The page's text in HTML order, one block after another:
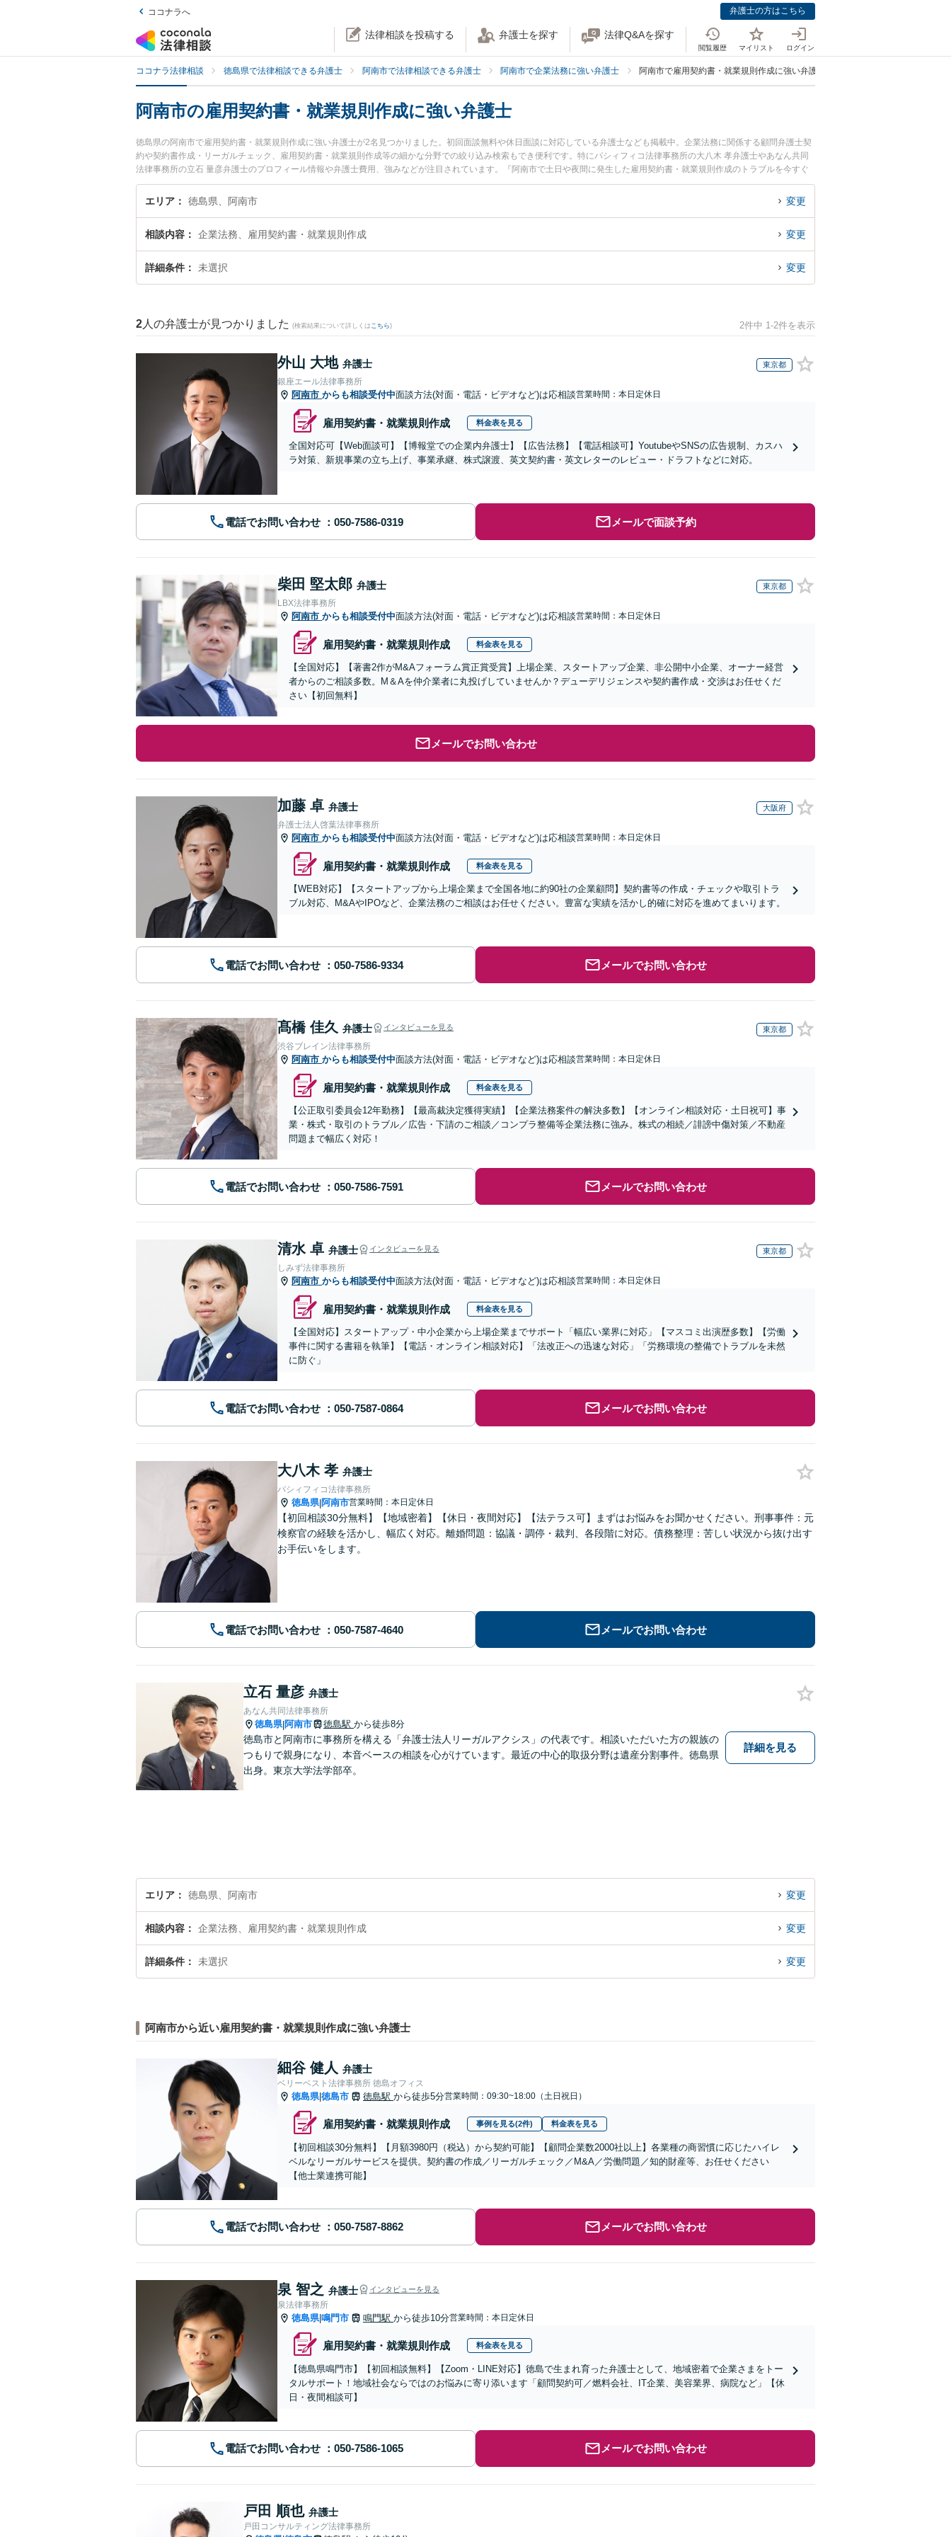
ココナラへ 弁護士の方はこちら
法律相談を投稿する 弁護士を探す 法律Q&Aを探す
閲覧履歴 マイリスト ログイン
ココナラ法律相談 徳島県で法律相談できる弁護士 阿南市で法律相談できる弁護士 阿南市で企業法務に強い弁護士 阿南市で雇用契約書・就業規則作成に強い弁護士
阿南市の雇用契約書・就業規則作成に強い弁護士
徳島県の阿南市で雇用契約書・就業規則作成に強い弁護士が2名見つかりました。初回面談無料や休日面談に対応している弁護士なども掲載中。企業法務に関係する顧問弁護士契
約や契約書作成・リーガルチェック、雇用契約書・就業規則作成等の細かな分野での絞り込み検索もでき便利です。特にパシィフィコ法律事務所の大八木 孝弁護士やあなん共同
法律事務所の立石 量彦弁護士のプロフィール情報や弁護士費用、強みなどが注目されています。『阿南市で土日や夜間に発生した雇用契約書・就業規則作成のトラブルを今すぐ
に弁護士に相談したい』『雇用契約書・就業規則作成のトラブル解決の実績豊富な近くの弁護士を検索したい』『初回相談無料で雇用契約書・就業規則作成を法律相談できる阿南
市内の弁護士に相談予約したい』などでお困りの相談者さんにおすすめです。
エリア 徳島県、阿南市 変更
相談内容 企業法務、雇用契約書・就業規則作成 変更
詳細条件 未選択 変更
2 人の弁護士が見つかりました (検索結果について詳しくは こちら) 2件中 1-2件を表示
外山 大地 弁護士 東京都
銀座エール法律事務所
阿南市 からも相談受付中面談方法(対面・電話・ビデオなど)は応相談営業時間：本日定休日
雇用契約書・就業規則作成 料金表を見る
全国対応可【Web面談可】【博報堂での企業内弁護士】【広告法務】【電話相談可】YoutubeやSNSの広告規制、カスハ
ラ対策、新規事業の立ち上げ、事業承継、株式譲渡、英文契約書・英文レターのレビュー・ドラフトなどに対応。
電話でお問い合わせ メールで面談予約
柴田 堅太郎 弁護士 東京都
LBX法律事務所
阿南市 からも相談受付中面談方法(対面・電話・ビデオなど)は応相談営業時間：本日定休日
雇用契約書・就業規則作成 料金表を見る
【全国対応】【著書2作がM&Aフォーラム賞正賞受賞】上場企業、スタートアップ企業、非公開中小企業、オーナー経営
者からのご相談多数。M＆Aを仲介業者に丸投げしていませんか？デューデリジェンスや契約書作成・交渉はお任せくだ
さい【初回無料】
メールでお問い合わせ
加藤 卓 弁護士 大阪府
弁護士法人啓葉法律事務所
阿南市 からも相談受付中面談方法(対面・電話・ビデオなど)は応相談営業時間：本日定休日
雇用契約書・就業規則作成 料金表を見る
【WEB対応】【スタートアップから上場企業まで全国各地に約90社の企業顧問】契約書等の作成・チェックや取引トラ
ブル対応、M&AやIPOなど、企業法務のご相談はお任せください。豊富な実績を活かし的確に対応を進めてまいります。
電話でお問い合わせ メールでお問い合わせ
髙橋 佳久 弁護士 インタビューを見る 東京都
渋谷ブレイン法律事務所
阿南市 からも相談受付中面談方法(対面・電話・ビデオなど)は応相談営業時間：本日定休日
雇用契約書・就業規則作成 料金表を見る
【公正取引委員会12年勤務】【最高裁決定獲得実績】【企業法務案件の解決多数】【オンライン相談対応・土日祝可】事
業・株式・取引のトラブル／広告・下請のご相談／コンプラ整備等企業法務に強み。株式の相続／誹謗中傷対策／不動産
問題まで幅広く対応！
電話でお問い合わせ メールでお問い合わせ
清水 卓 弁護士 インタビューを見る 東京都
しみず法律事務所
阿南市 からも相談受付中面談方法(対面・電話・ビデオなど)は応相談営業時間：本日定休日
雇用契約書・就業規則作成 料金表を見る
【全国対応】スタートアップ・中小企業から上場企業までサポート「幅広い業界に対応」【マスコミ出演歴多数】【労働
事件に関する書籍を執筆】【電話・オンライン相談対応】「法改正への迅速な対応」「労務環境の整備でトラブルを未然
に防ぐ」
電話でお問い合わせ メールでお問い合わせ
大八木 孝 弁護士
パシィフィコ法律事務所
徳島県|阿南市営業時間：本日定休日
【初回相談30分無料】【地域密着】【休日・夜間対応】【法テラス可】まずはお悩みをお聞かせください。刑事事件：元
検察官の経験を活かし、幅広く対応。離婚問題：協議・調停・裁判、各段階に対応。債務整理：苦しい状況から抜け出す
お手伝いをします。
電話でお問い合わせ メールでお問い合わせ
立石 量彦 弁護士
あなん共同法律事務所
徳島県|阿南市 徳島駅 から徒歩8分
徳島市と阿南市に事務所を構える「弁護士法人リーガルアクシス」の代表です。相談いただいた方の親族の
つもりで親身になり、本音ベースの相談を心がけています。最近の中心的取扱分野は遺産分割事件。徳島県
出身。東京大学法学部卒。
詳細を見る
エリア 徳島県、阿南市 変更
相談内容 企業法務、雇用契約書・就業規則作成 変更
詳細条件 未選択 変更
阿南市から近い雇用契約書・就業規則作成に強い弁護士
細谷 健人 弁護士
ベリーベスト法律事務所 徳島オフィス
徳島県|徳島市 徳島駅 から徒歩5分営業時間：09:30~18:00（土日祝日）
雇用契約書・就業規則作成 事例を見る(2件) 料金表を見る
【初回相談30分無料】【月額3980円（税込）から契約可能】【顧問企業数2000社以上】各業種の商習慣に応じたハイレ
ベルなリーガルサービスを提供。契約書の作成／リーガルチェック／M&A／労働問題／知的財産等、お任せください
【他士業連携可能】
電話でお問い合わせ メールでお問い合わせ
泉 智之 弁護士 インタビューを見る
泉法律事務所
徳島県|鳴門市 鳴門駅 から徒歩10分営業時間：本日定休日
雇用契約書・就業規則作成 料金表を見る
【徳島県鳴門市】【初回相談無料】【Zoom・LINE対応】徳島で生まれ育った弁護士として、地域密着で企業さまをトー
タルサポート！地域社会ならではのお悩みに寄り添います「顧問契約可／燃料会社、IT企業、美容業界、病院など」【休
日・夜間相談可】
電話でお問い合わせ メールでお問い合わせ
戸田 順也 弁護士
戸田コンサルティング法律事務所